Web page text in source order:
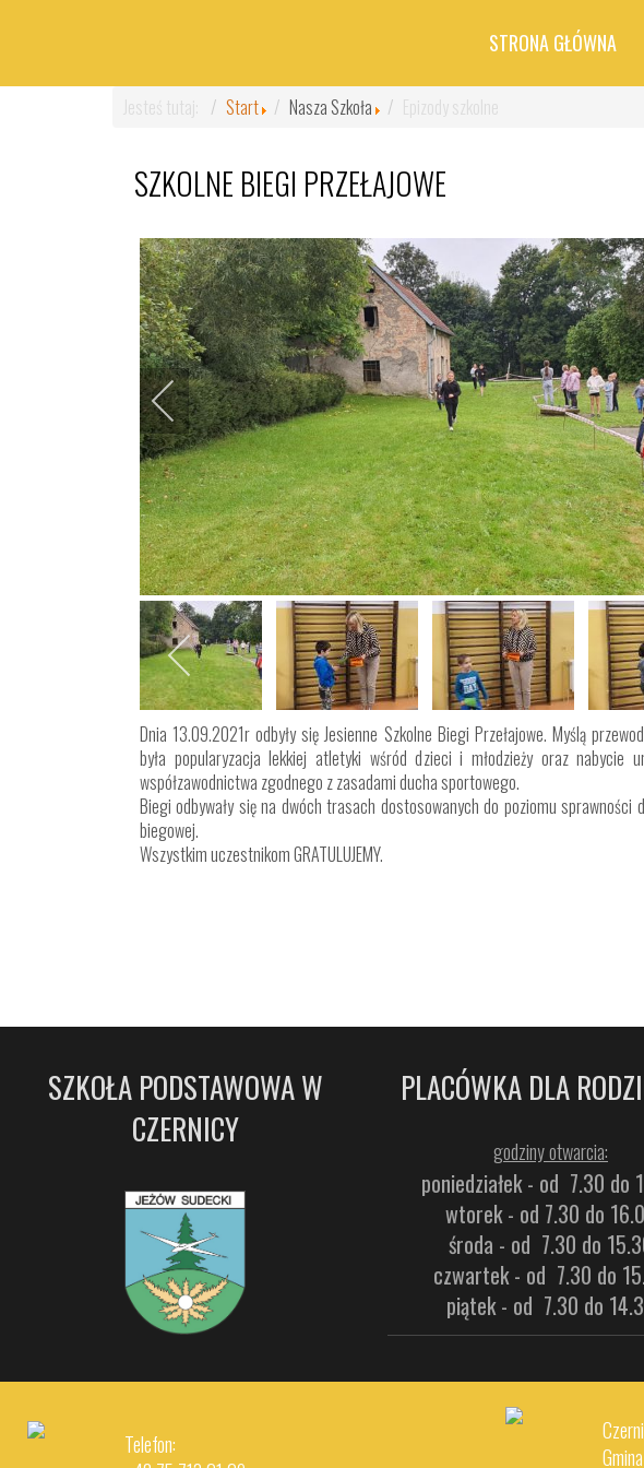
STRONA GŁÓWNA
Jesteś tutaj: Start Nasza Szkoła Epizody szkolne
SZKOLNE BIEGI PRZEŁAJOWE
Dnia 13.09.2021r odbyły się Jesienne Szkolne Biegi Przełajowe. Myślą
była popularyzacja lekkiej atletyki wśród dzieci i młodzieży oraz nabycie
współzawodnictwa zgodnego z zasadami ducha sportowego.
Biegi odbywały się na dwóch trasach dostosowanych do poziomu sprawności
biegowej.
Wszystkim uczestnikom GRATULUJEMY.
SZKOŁA PODSTAWOWA W
CZERNICY
PLACÓWKA DLA
godziny otwarcia:
poniedziałek - od 7.30 do
wtorek - od 7.30 do
środa - od 7.30 do
czwartek - od 7.30 do
piątek - od 7.30 do
Telefon: